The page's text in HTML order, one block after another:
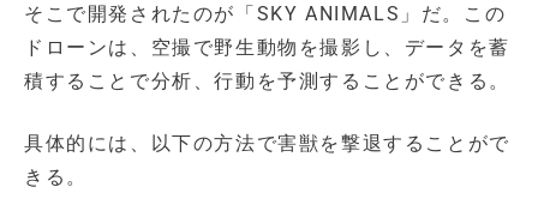
そこで開発されたのが「SKY ANIMALS」だ。この
ドローンは、空撮で野生動物を撮影し、データを蓄
積することで分析、行動を予測することができる。
具体的には、以下の方法で害獣を撃退することがで
きる。